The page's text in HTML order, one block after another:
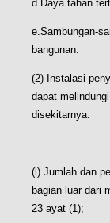
d.Daya tahan
e.Sambungan-
bangunan.
(2) Instalasi
dapat
disekitarnya.
(l) Jumlah dan
bagian luar dari
23 ayat (1);